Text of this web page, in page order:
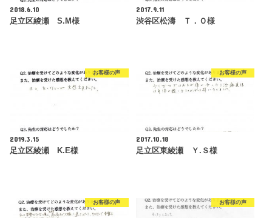
2018.6.10
足立区綾瀬 S.M様
2017.9.11
渋谷区松濤 Ｔ．Ｏ様
お客様の声
2019.3.15
足立区綾瀬 K.E様
お客様の声
2017.10.18
足立区東綾瀬 Ｙ.Ｓ様
お客様の声 お客様の声